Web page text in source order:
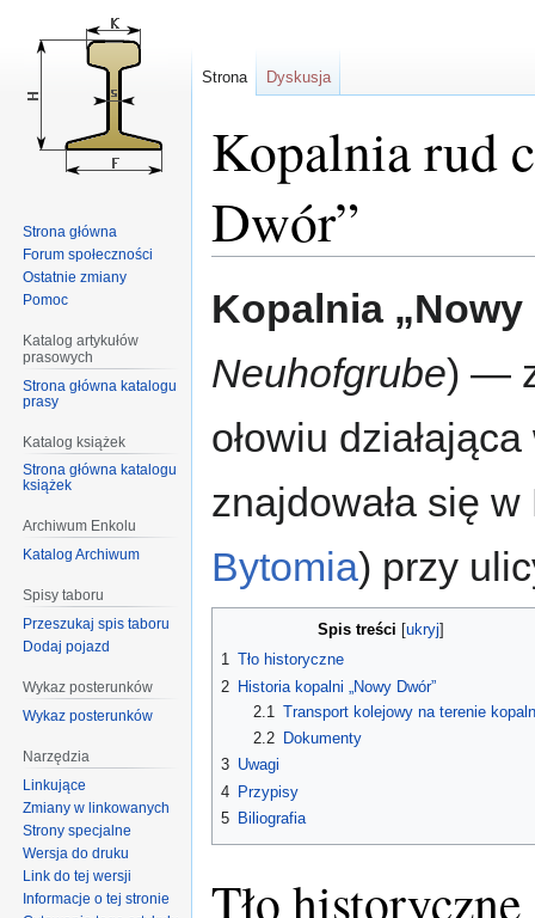
Kopalnia rud
Dwór”
do
do
Kopalnia „Nowy
Neuhofgrube) —
ołowiu
znajdowała się
Bytomia) przy
Spis treści
1 Tło historyczne
2 Historia kopalni „Nowy Dwór”
2.1
Transport kolejowy na terenie
2.2
Dokumenty
3 Uwagi
4 Przypisy
5 Biliografia
Tło historyczne
Strona Dyskusja
Strona główna
Forum społeczności
Ostatnie zmiany
Pomoc
Katalog artykułów
prasowych
Strona główna katalogu
prasy
Katalog książek
Strona główna katalogu
książek
Archiwum Enkolu
Katalog Archiwum
Spisy taboru
Przeszukaj spis taboru
Dodaj pojazd
Wykaz posterunków
Wykaz posterunków
Narzędzia
Linkujące
Zmiany w linkowanych
Strony specjalne
Wersja do druku
Link do tej wersji
Informacje o tej stronie